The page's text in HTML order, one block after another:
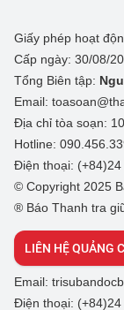
Giấy phép hoạt
Cấp ngày: 30/08/
Tổng Biên tập:
Email:
Địa chỉ tòa soạn:
Hotline:
Điện thoại:
© Copyright 2025
® Báo Thanh tra
LIÊN HỆ QUẢNG
Email:
Điện thoại: (+84)24